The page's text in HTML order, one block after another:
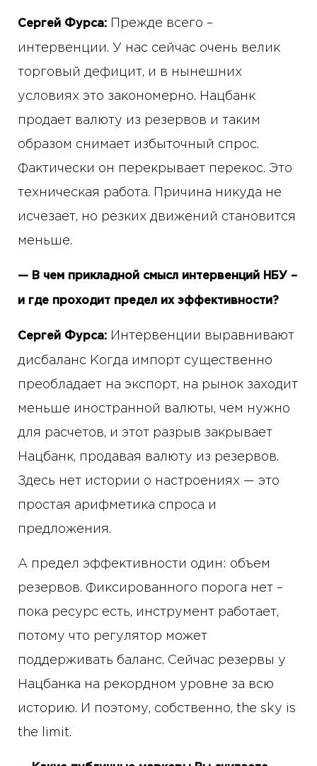
Сергей Фурса: Прежде всего –
интервенции. У нас сейчас очень велик
торговый дефицит, и в нынешних
условиях это закономерно. Нацбанк
продает валюту из резервов и таким
образом снимает избыточный спрос.
Фактически он перекрывает перекос. Это
техническая работа. Причина никуда не
исчезает, но резких движений становится
меньше.
— В чем прикладной смысл интервенций НБУ –
и где проходит предел их эффективности?
Сергей Фурса: Интервенции выравнивают
дисбаланс Когда импорт существенно
преобладает на экспорт, на рынок заходит
меньше иностранной валюты, чем нужно
для расчетов, и этот разрыв закрывает
Нацбанк, продавая валюту из резервов.
Здесь нет истории о настроениях — это
простая арифметика спроса и
предложения.
А предел эффективности один: объем
резервов. Фиксированного порога нет –
пока ресурс есть, инструмент работает,
потому что регулятор может
поддерживать баланс. Сейчас резервы у
Нацбанка на рекордном уровне за всю
историю. И поэтому, собственно, the sky is
the limit.